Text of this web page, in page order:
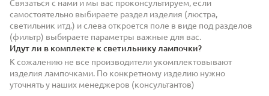
Связаться с нами и мы вас проконсультируем, если
самостоятельно выбираете раздел изделия (люстра,
светильник итд.) и слева откроется поле в виде под разделов
(фильтр) выбираете параметры важные для вас.
Идут ли в комплекте к светильнику лампочки?
К сожалению не все производители укомплектовывают
изделия лампочками. По конкретному изделию нужно
уточнять у наших менеджеров (консультантов)